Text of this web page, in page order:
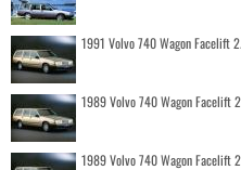
1991 Volvo 740 Wagon Facelift
1989 Volvo 740 Wagon Facelift
1989 Volvo 740 Wagon Facelift